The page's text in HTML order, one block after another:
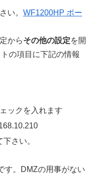
い。 WF1200HP ポー
からその他の設定を開
の項目に下記の情報
ックを入れます
さい。
す。DMZの用事がない